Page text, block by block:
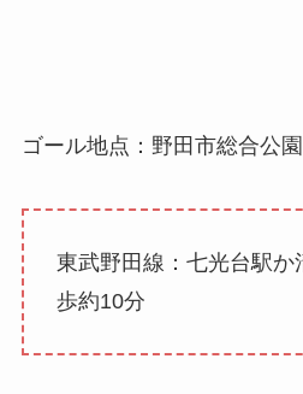
ゴール地点：野田市総合公
東武野田線：七光台駅か
歩約10分